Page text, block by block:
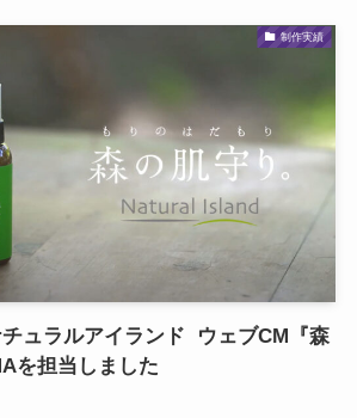
制作実績
ュラルアイランド ウェブCM『森
を担当しました